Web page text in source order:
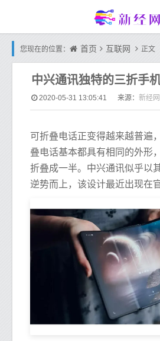
您现在的位置： 首页 互联网 正文
中兴通讯独特的三折手
2020-05-31 13:05:41 来源： 新经网
可折叠电话正变得越来越普遍
叠电话基本都具有相同的外形
折叠成一半。中兴通讯似乎以
逆势而上，该设计最近出现在